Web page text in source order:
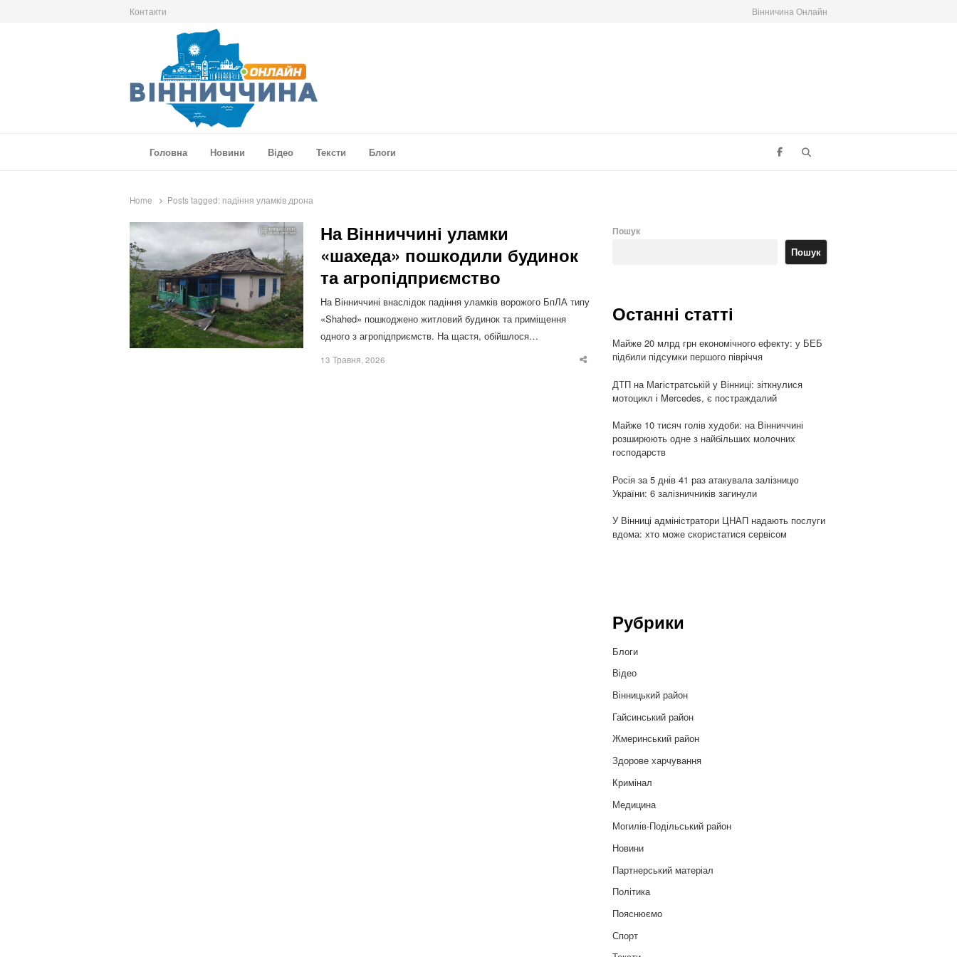
Контакти Вінничина Онлайн
Головна
Новини Відео Тексти Блоги
Home Posts tagged: падіння уламків дрона
На Вінниччині уламки
«шахеда» пошкодили будинок
та агропідприємство
На Вінниччині внаслідок падіння уламків ворожого БпЛА типу
«Shahed» пошкоджено житловий будинок та приміщення
одного з агропідприємств. На щастя, обійшлося…
13 Травня, 2026
Share
Пошук
Пошук
Останні статті
Майже 20 млрд грн економічного ефекту: у БЕБ
підбили підсумки першого півріччя
ДТП на Магістратській у Вінниці: зіткнулися
мотоцикл і Mercedes, є постраждалий
Майже 10 тисяч голів худоби: на Вінниччині
розширюють одне з найбільших молочних
господарств
Росія за 5 днів 41 раз атакувала залізницю
України: 6 залізничників загинули
У Вінниці адміністратори ЦНАП надають послуги
вдома: хто може скористатися сервісом
Рубрики
Блоги
Відео
Вінницький район
Гайсинський район
Жмеринський район
Здорове харчування
Кримінал
Медицина
Могилів-Подільський район
Новини
Партнерський матеріал
Політика
Пояснюємо
Спорт